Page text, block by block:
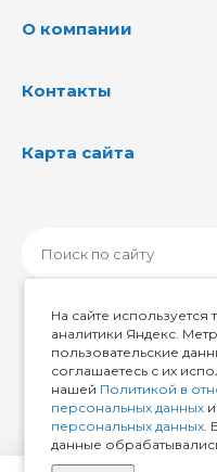
О компании
Контакты
Карта сайта
© 2026
На сайте используется
аналитики Яндекс.
пользовательские
соглашаетесь с их
нашей Политикой в
персональных данных и
персональных данных.
данные